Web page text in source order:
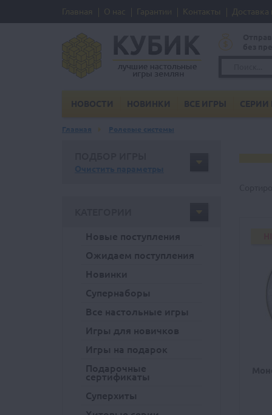
Главная О нас Гарантии Контакты Доставка
НОВОСТИ НОВИНКИ ВСЕ ИГРЫ СЕРИИ
Главная Ролевые системы
Новые поступления
Ожидаем поступления
Новинки
Супернаборы
Все настольные игры
Игры для новичков
Игры на подарок
Подарочные
сертификаты
Суперхиты